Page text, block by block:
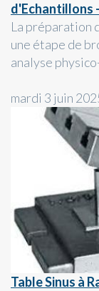
d'Echantillons
La préparation
une étape de
analyse
mardi 3 juin
Table Sinus à